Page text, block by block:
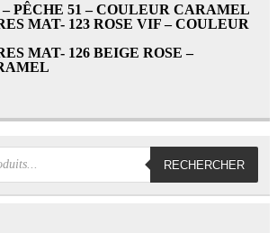
– PÊCHE 51 – COULEUR CARAMEL
MAT- 123 ROSE VIF – COULEUR
MAT- 126 BEIGE ROSE –
RECHERCHER